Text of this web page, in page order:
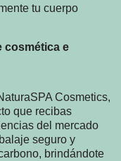
tu cuerpo
cosmética e
Cosmetics,
que recibas
del mercado
seguro y
brindándote